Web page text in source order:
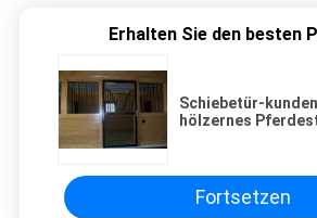
Erhalten Sie den besten
Schiebetür-
hölzernes
Fortsetzen